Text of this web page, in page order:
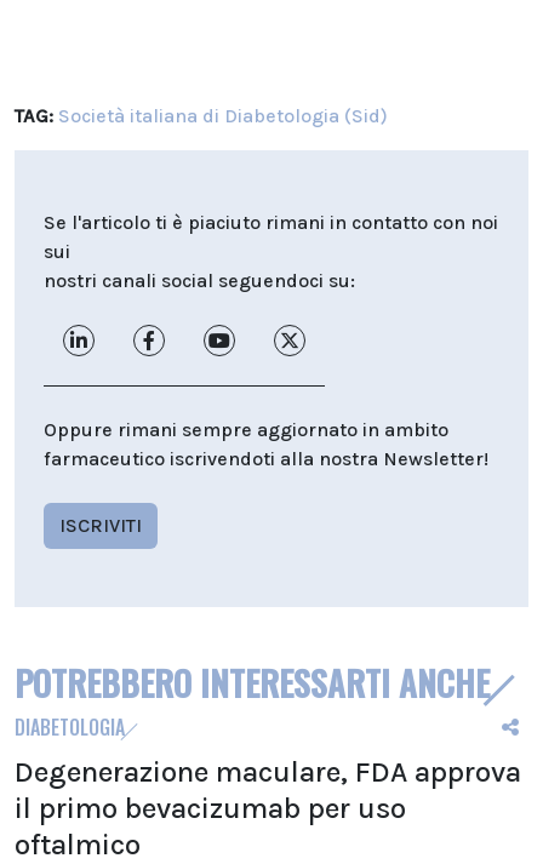
TAG: Società italiana di Diabetologia (Sid)
Se l'articolo ti è piaciuto rimani in contatto con noi
sui
nostri canali social seguendoci su:
Oppure rimani sempre aggiornato in ambito
farmaceutico iscrivendoti alla nostra Newsletter!
ISCRIVITI
POTREBBERO INTERESSARTI ANCHE
DIABETOLOGIA
Degenerazione maculare, FDA approva
il primo bevacizumab per uso
oftalmico